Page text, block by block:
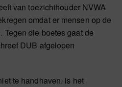
van toezichthouder NVWA
omdat er mensen op de
Tegen die boetes gaat de
DUB afgelopen
te handhaven, is het